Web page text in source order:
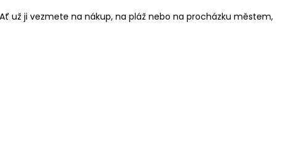
už ji vezmete na nákup, na pláž nebo na procházku městem,